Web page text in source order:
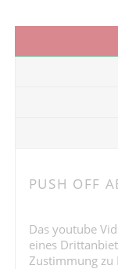
PUSH OFF
Das youtube
eines
Zustimmung zu